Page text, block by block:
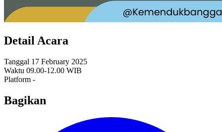
Detail Acara
Tanggal 17 February 2025
Waktu 09.00-12.00 WIB
Platform -
Bagikan